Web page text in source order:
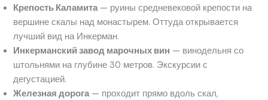
Крепость Каламита— руины средневековой крепости на
вершине скалы над монастырем. Оттуда открывается
лучший вид на Инкерман.
Инкерманский завод марочных вин — винодельня со
штольнями на глубине 30 метров. Экскурсии с
дегустацией.
Железная дорога— проходит прямо вдоль скал,